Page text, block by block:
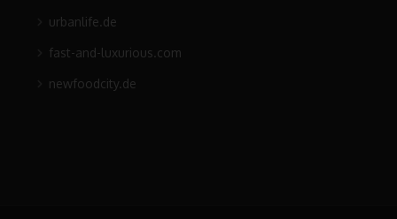
urbanlife.de
fast-and-luxurious.com
newfoodcity.de